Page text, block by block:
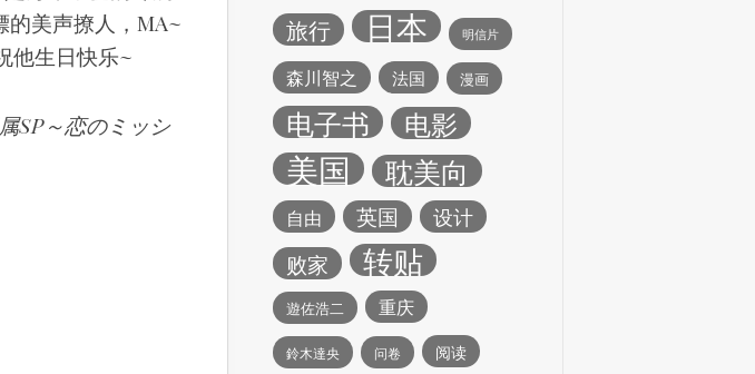
的美声撩人，MA~
他生日快乐~
SP～恋のミッシ
旅行 日本 明信片
森川智之 法国 漫画
电子书 电影
美国 耽美向
自由 英国 设计
败家 转贴
遊佐浩二 重庆
鈴木達央 问卷 阅读